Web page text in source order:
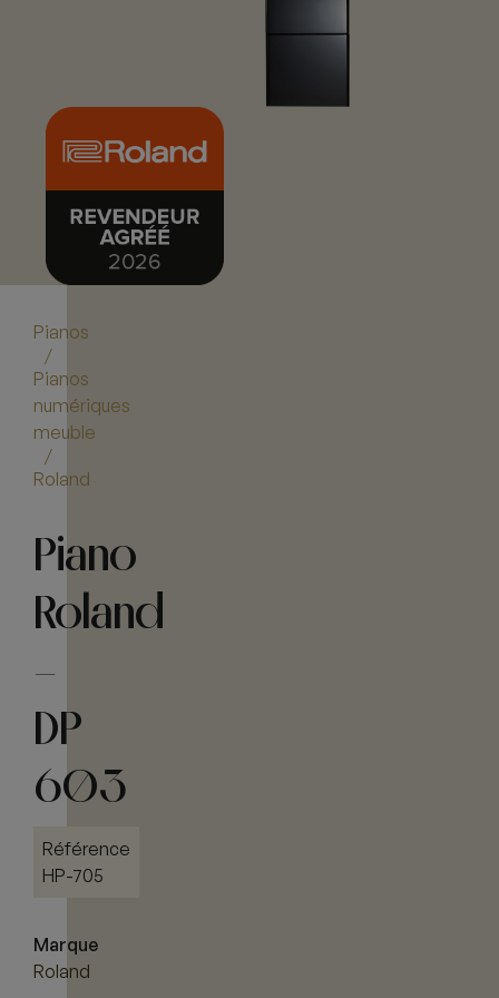
Pianos
/
Pianos
numériques
meuble
/
Roland
Piano
Roland
–
DP
603
Référence
HP-705
Marque
Roland